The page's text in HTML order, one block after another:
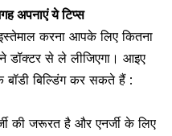
अपनाएं ये टिप्स
करना आपके लिए कितना
डॉक्टर से ले लीजिएगा। आइए
बिल्डिंग कर सकते हैं :
की जरूरत है और एनर्जी के लिए